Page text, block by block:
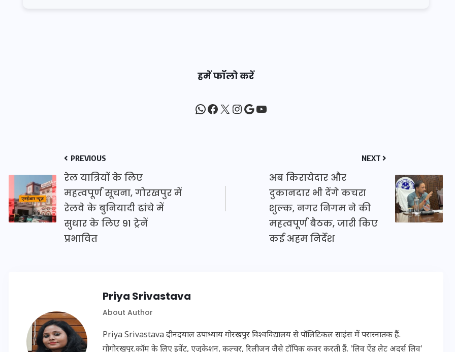
हमें फॉलो करें
WhatsApp
Facebook
X Instagram
Google
YouTube
PREVIOUS
रेल यात्रियों के लिए
महत्वपूर्ण सूचना, गोरखपुर में
रेलवे के बुनियादी ढांचे में
सुधार के लिए 91 ट्रेनें
प्रभावित
NEXT
अब किरायेदार और
दुकानदार भी देंगे कचरा
शुल्क, नगर निगम ने की
महत्वपूर्ण बैठक, जारी किए
कई अहम निर्देश
Priya Srivastava
About Author
Priya Srivastava दीनदयाल उपाध्याय गोरखपुर विश्वविद्यालय से पॉलिटिकल साइंस में परास्नातक हैं.
गोगोरखपुर.कॉम के लिए इवेंट, एजुकेशन, कल्चर, रिलीजन जैसे टॉपिक कवर करती हैं. 'लिव ऐंड लेट अदर्स लिव'
मन के हारे हार है!
19 सितम्बर 2024
मन के हारे हार है!
19 सितम्बर 2024